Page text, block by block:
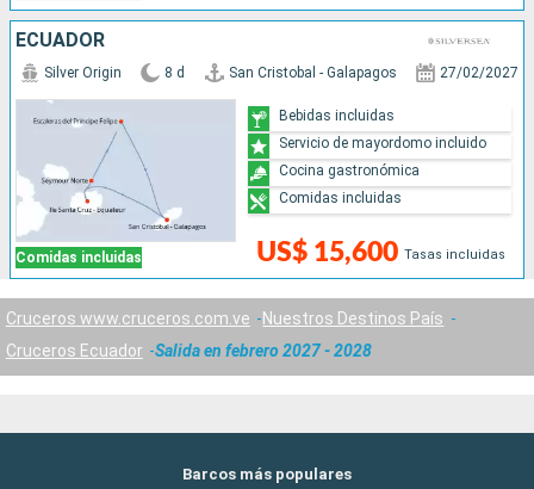
ECUADOR
Comidas incluidas
Silver Origin 8 d San Cristobal - Galapagos 27/02/2027
US$ 15,600 Tasas incluidas
Bebidas incluidas
Servicio de mayordomo incluido
Cocina gastronómica
Comidas incluidas
Cruceros www.cruceros.com.ve
Nuestros Destinos País
Cruceros Ecuador
Salida en febrero 2027 - 2028
Barcos más populares